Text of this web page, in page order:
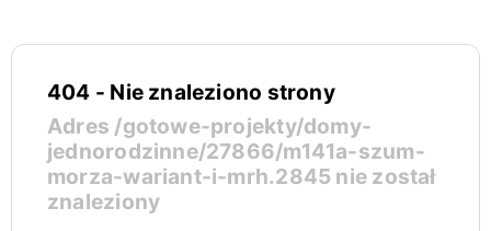
404 - Nie znaleziono strony
Adres /gotowe-projekty/domy-
jednorodzinne/27866/m141a-szum-
morza-wariant-i-mrh.2845 nie został
znaleziony